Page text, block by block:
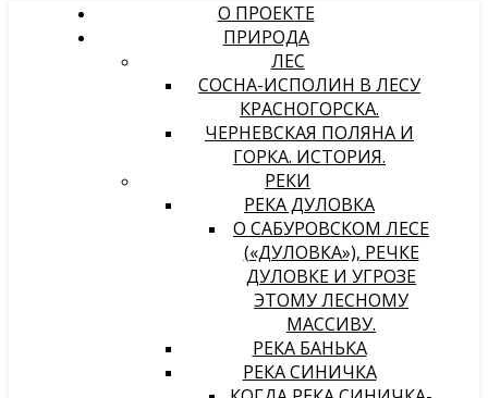
О ПРОЕКТЕ
ПРИРОДА
ЛЕС
СОСНА-ИСПОЛИН В ЛЕСУ
КРАСНОГОРСКА.
ЧЕРНЕВСКАЯ ПОЛЯНА И
ГОРКА. ИСТОРИЯ.
РЕКИ
РЕКА ДУЛОВКА
О САБУРОВСКОМ ЛЕСЕ
(«ДУЛОВКА»), РЕЧКЕ
ДУЛОВКЕ И УГРОЗЕ
ЭТОМУ ЛЕСНОМУ
МАССИВУ.
РЕКА БАНЬКА
РЕКА СИНИЧКА